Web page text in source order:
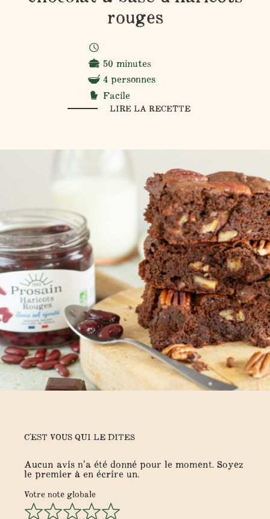
rouges
50 minutes
4 personnes
Facile
LIRE LA RECETTE
C'EST VOUS QUI LE DITES
Aucun avis n’a été donné pour le moment. Soyez
le premier à en écrire un.
Votre note globale